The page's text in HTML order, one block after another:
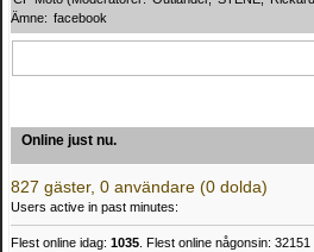
Ämne: facebook
Online just nu.
827 gäster, 0 användare (0 dolda)
Users active in past minutes:
Flest online idag: 1035 . Flest online någonsin: